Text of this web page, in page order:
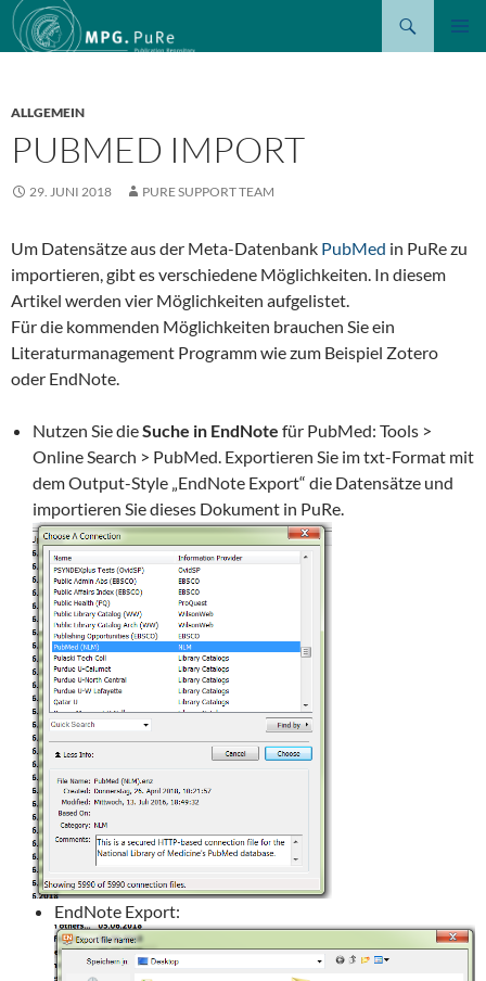
Suchen
ZUM
ALLGEMEIN
PUBMED IMPORT
29. JUNI 2018 PURE SUPPORT TEAM
Um Datensätze aus der Meta-Datenbank PubMed in PuRe zu
importieren, gibt es verschiedene Möglichkeiten. In diesem
Artikel werden vier Möglichkeiten aufgelistet.
Für die kommenden Möglichkeiten brauchen Sie ein
Literaturmanagement Programm wie zum Beispiel Zotero
oder EndNote.
Nutzen Sie dieSuche in EndNote für PubMed: Tools >
Online Search > PubMed. Exportieren Sie im txt-Format mit
dem Output-Style „EndNote Export“ die Datensätze und
importieren Sie dieses Dokument in PuRe.
EndNote Export: